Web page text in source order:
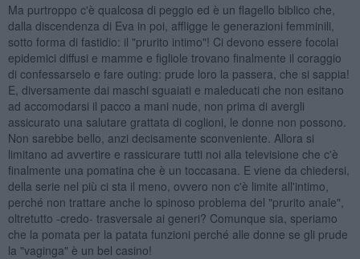
Ma purtroppo c'è qualcosa di peggio ed è un flagello biblico che,
dalla discendenza di Eva in poi, affligge le generazioni femminili,
sotto forma di fastidio: il "prurito intimo"! Ci devono essere focolai
epidemici diffusi e mamme e figliole trovano finalmente il coraggio
di confessarselo e fare outing: prude loro la passera, che si sappia!
E, diversamente dai maschi sguaiati e maleducati che non esitano
ad accomodarsi il pacco a mani nude, non prima di avergli
assicurato una salutare grattata di coglioni, le donne non possono.
Non sarebbe bello, anzi decisamente sconveniente. Allora si
limitano ad avvertire e rassicurare tutti noi alla televisione che c'è
finalmente una pomatina che è un toccasana. E viene da chiedersi,
della serie nel più ci sta il meno, ovvero non c'è limite all'intimo,
perché non trattare anche lo spinoso problema del "prurito anale",
oltretutto -credo- trasversale ai generi? Comunque sia, speriamo
che la pomata per la patata funzioni perché alle donne se gli prude
la "vaginga" è un bel casino!